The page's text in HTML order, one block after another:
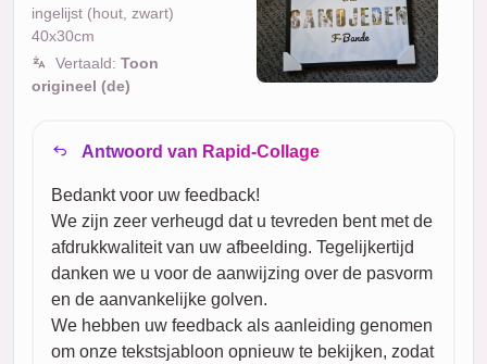
ingelijst (hout, zwart)
40x30cm
Vertaald: Toon
origineel (de)
Antwoord van Rapid-Collage
Bedankt voor uw feedback!
We zijn zeer verheugd dat u tevreden bent met de
afdrukkwaliteit van uw afbeelding. Tegelijkertijd
danken we u voor de aanwijzing over de pasvorm
en de aanvankelijke golven.
We hebben uw feedback als aanleiding genomen
om onze tekstsjabloon opnieuw te bekijken, zodat